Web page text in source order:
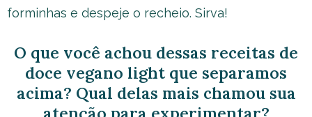
forminhas e despeje o recheio. Sirva!
O que você achou dessas receitas de
doce vegano light que separamos
acima? Qual delas mais chamou sua